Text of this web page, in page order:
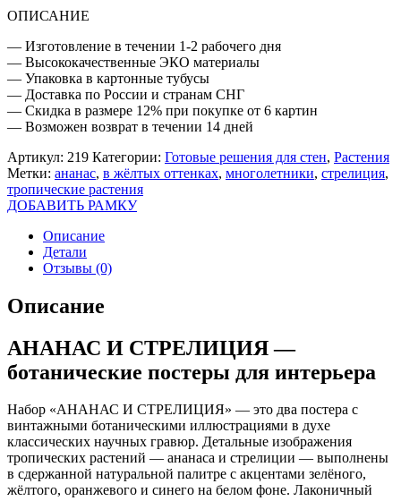
ОПИСАНИЕ
— Изготовление в течении 1-2 рабочего дня
— Высококачественные ЭКО материалы
— Упаковка в картонные тубусы
— Доставка по России и странам СНГ
— Скидка в размере 12% при покупке от 6 картин
— Возможен возврат в течении 14 дней
Артикул: 219 Категории: Готовые решения для стен, Растения
Метки: ананас, в жёлтых оттенках, многолетники, стрелиция,
тропические растения
ДОБАВИТЬ РАМКУ
Описание
Детали
Отзывы (0)
Описание
АНАНАС И СТРЕЛИЦИЯ —
ботанические постеры для интерьера
Набор «АНАНАС И СТРЕЛИЦИЯ» — это два постера с
винтажными ботаническими иллюстрациями в духе
классических научных гравюр. Детальные изображения
тропических растений — ананаса и стрелиции — выполнены
в сдержанной натуральной палитре с акцентами зелёного,
жёлтого, оранжевого и синего на белом фоне. Лаконичный